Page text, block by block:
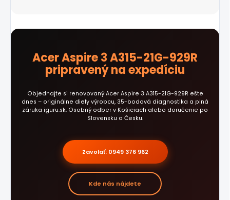
Acer Aspire 3 A315-21G-929R
pripravený na expedíciu
Objednajte si renovovaný Acer Aspire 3 A315-21G-929R ešte
dnes – originálne diely výrobcu, 35-bodová diagnostika a plná
záruka iguru.sk. Osobný odber v Košiciach alebo doručenie po
Slovensku a Česku.
Zavolať: 0949 376 962
Kde nás nájdete